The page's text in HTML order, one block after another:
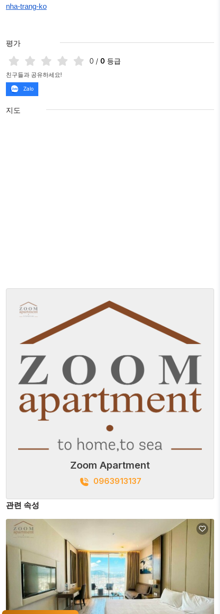
nha-trang-ko
평가
0 / 0 등급
친구들과 공유하세요!
Zalo
지도
Zoom Apartment
0963913137
관련 속성